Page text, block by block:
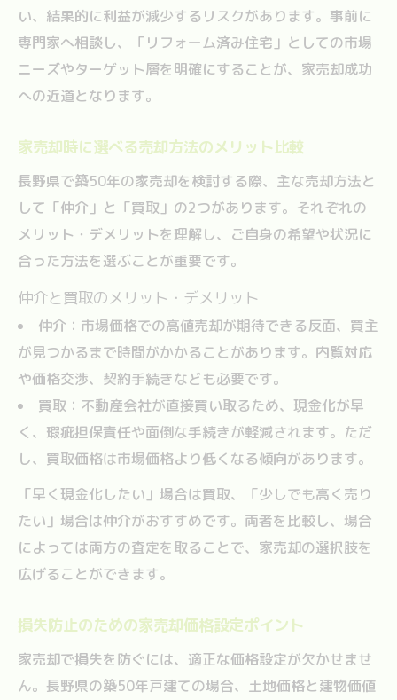
い、結果的に利益が減少するリスクがあります。事前に
専門家へ相談し、「リフォーム済み住宅」としての市場
ニーズやターゲット層を明確にすることが、家売却成功
への近道となります。
家売却時に選べる売却方法のメリット比較
長野県で築50年の家売却を検討する際、主な売却方法と
して「仲介」と「買取」の2つがあります。それぞれの
メリット・デメリットを理解し、ご自身の希望や状況に
合った方法を選ぶことが重要です。
仲介と買取のメリット・デメリット
仲介：市場価格での高値売却が期待できる反面、買主
が見つかるまで時間がかかることがあります。内覧対応
や価格交渉、契約手続きなども必要です。
買取：不動産会社が直接買い取るため、現金化が早
く、瑕疵担保責任や面倒な手続きが軽減されます。ただ
し、買取価格は市場価格より低くなる傾向があります。
「早く現金化したい」場合は買取、「少しでも高く売り
たい」場合は仲介がおすすめです。両者を比較し、場合
によっては両方の査定を取ることで、家売却の選択肢を
広げることができます。
損失防止のための家売却価格設定ポイント
家売却で損失を防ぐには、適正な価格設定が欠かせませ
ん。長野県の築50年戸建ての場合、土地価格と建物価値